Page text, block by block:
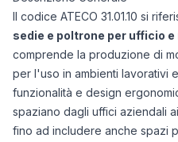
Il codice ATECO 31.01.10 si
sedie e poltrone per ufficio e
comprende la produzione di
per l'uso in ambienti lavorativi
funzionalità e design
spaziano dagli uffici aziendali
fino ad includere anche spazi